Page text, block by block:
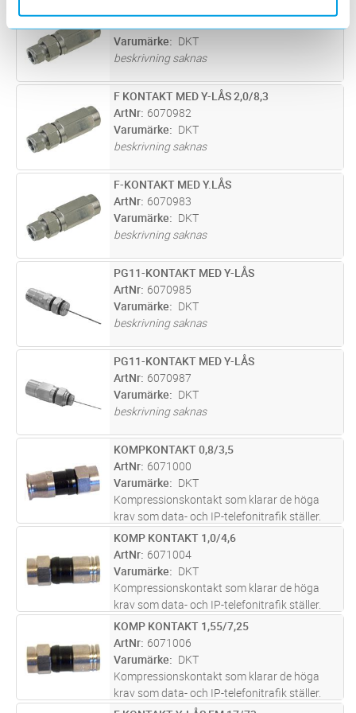
ST Lägg i kundvagn
ArtNr 6070980
Varumärke
DKT
beskrivning saknas
ST Lägg i kundvagn
F KONTAKT MED Y-LÅS 2,0/8,3
ArtNr 6070982
Varumärke
DKT
beskrivning saknas
ST Lägg i kundvagn
F-KONTAKT MED Y.LÅS
ArtNr 6070983
Varumärke
DKT
beskrivning saknas
ST Lägg i kundvagn
PG11-KONTAKT MED Y-LÅS
ArtNr 6070985
Varumärke
DKT
beskrivning saknas
ST Lägg i kundvagn
PG11-KONTAKT MED Y-LÅS
ArtNr 6070987
Varumärke
DKT
beskrivning saknas
ST Lägg i kundvagn
KOMPKONTAKT 0,8/3,5
ArtNr 6071000
Varumärke
DKT
Kompressionskontakt som klarar de höga
krav som data- och IP-telefonitrafik ställer.
Fuktskyddad på både kabel- och
kontaktänden. Monteras med verktyg E 16
322 05.
ST Lägg i kundvagn
KOMP KONTAKT 1,0/4,6
ArtNr 6071004
Varumärke
DKT
Kompressionskontakt som klarar de höga
krav som data- och IP-telefonitrafik ställer.
Fuktskyddad på både kabel- och
kontaktänden. Monteras med verktyg E 16
322 05.
ST Lägg i kundvagn
KOMP KONTAKT 1,55/7,25
ArtNr 6071006
Varumärke
DKT
Kompressionskontakt som klarar de höga
krav som data- och IP-telefonitrafik ställer.
Fuktskyddad på både kabel- och